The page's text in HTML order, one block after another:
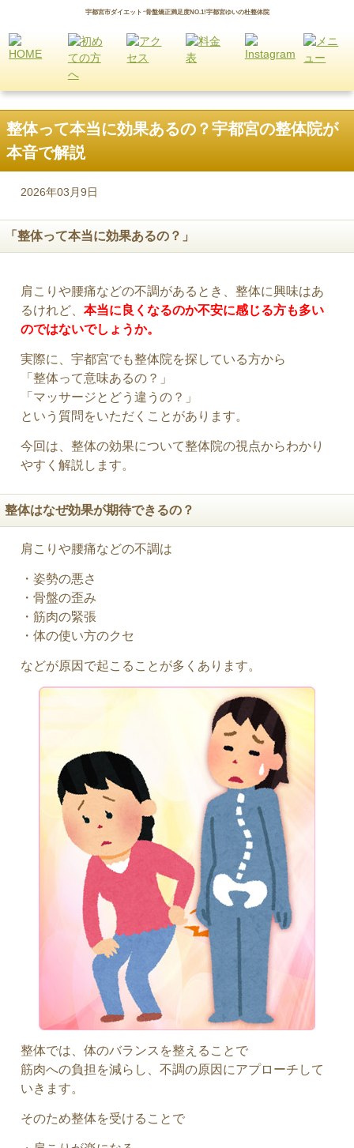
宇都宮市ダイエット･骨盤矯正満足度NO.1!宇都宮ゆいの杜整体院
整体って本当に効果あるの？宇都宮の整体院が
本音で解説
2026年03月9日
「整体って本当に効果あるの？」
肩こりや腰痛などの不調があるとき、整体に興味はあ
るけれど、 本当に良くなるのか不安に感じる方も多い
のではないでしょうか。
実際に、宇都宮でも整体院を探している方から
「整体って意味あるの？」
「マッサージとどう違うの？」
という質問をいただくことがあります。
今回は、整体の効果について整体院の視点からわかり
やすく解説します。
整体はなぜ効果が期待できるの？
肩こりや腰痛などの不調は
・姿勢の悪さ
・骨盤の歪み
・筋肉の緊張
・体の使い方のクセ
などが原因で起こることが多くあります。
整体では、体のバランスを整えることで
筋肉への負担を減らし、不調の原因にアプローチして
いきます。
そのため整体を受けることで